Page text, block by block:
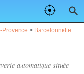
Provence > Barcelonnette
automatique située